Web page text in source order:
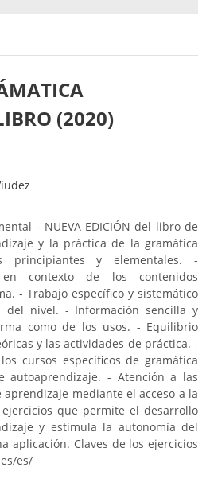
(2020)
- NUEVA EDICIÓN del libro de
y la práctica de la gramática
principiantes y elementales. -
contexto de los contenidos
- Trabajo específico y sistemático
del nivel. - Información sencilla y
como de los usos. - Equilibrio
y las actividades de práctica. -
cursos específicos de gramática
autoaprendizaje. - Atención a las
mediante el acceso a la
que permite el desarrollo
y estimula la autonomía del
aplicación. Claves de los ejercicios
es/